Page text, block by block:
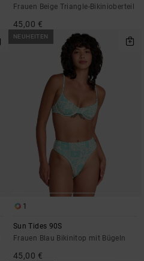
Frauen Beige Triangle-Bikinioberteil
45,00 €
NEUHEITEN
1
Sun Tides 90S
Frauen Blau Bikinitop mit Bügeln
45,00 €